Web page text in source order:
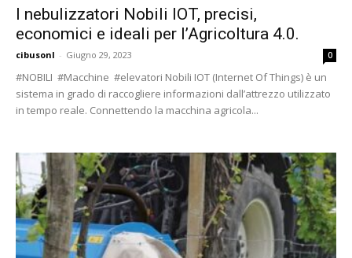
I nebulizzatori Nobili IOT, precisi,
economici e ideali per l’Agricoltura 4.0.
cibusonl - Giugno 29, 2023 0
#NOBILI #Macchine #elevatori Nobili IOT (Internet Of Things) è un
sistema in grado di raccogliere informazioni dall’attrezzo utilizzato
in tempo reale. Connettendo la macchina agricola...